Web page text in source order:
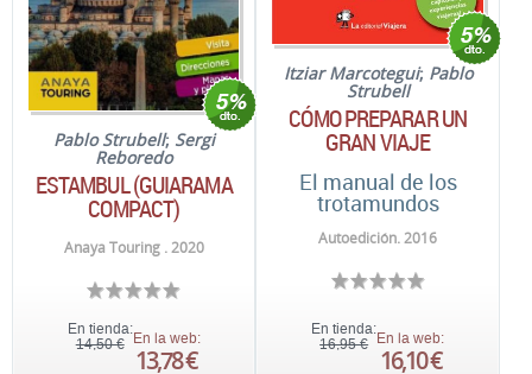
Pablo Strubell; Sergi
Reboredo
ESTAMBUL (GUIARAMA
COMPACT)
Anaya Touring . 2020
En tienda:
14,50 € En la web:
13,78 €
Itziar Marcotegui; Pablo
Strubell
CÓMO PREPARAR UN
GRAN VIAJE
El manual de los
trotamundos
Autoedición. 2016
En tienda:
16,95 € En la web:
16,10 €